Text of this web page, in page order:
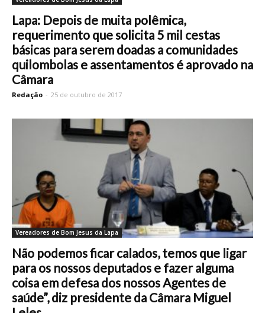
Lapa: Depois de muita polêmica,
requerimento que solicita 5 mil cestas
básicas para serem doadas a comunidades
quilombolas e assentamentos é aprovado na
Câmara
Redação - 25 de outubro de 2017
Vereadores de Bom Jesus da Lapa
Não podemos ficar calados, temos que ligar
para os nossos deputados e fazer alguma
coisa em defesa dos nossos Agentes de
saúde”, diz presidente da Câmara Miguel